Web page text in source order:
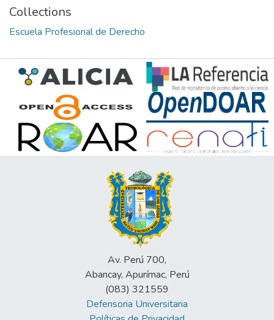
Collections
Escuela Profesional de Derecho
Av. Perú 700,
Abancay, Apurímac, Perú
(083) 321559
Defensoria Universitaria